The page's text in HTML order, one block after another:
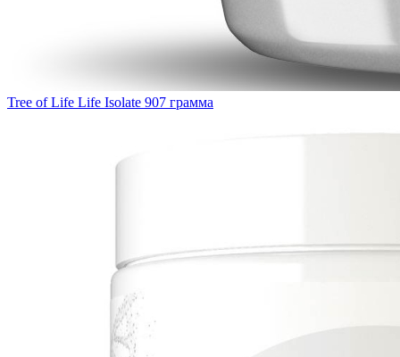
Tree of Life Life Isolate 907 грамма